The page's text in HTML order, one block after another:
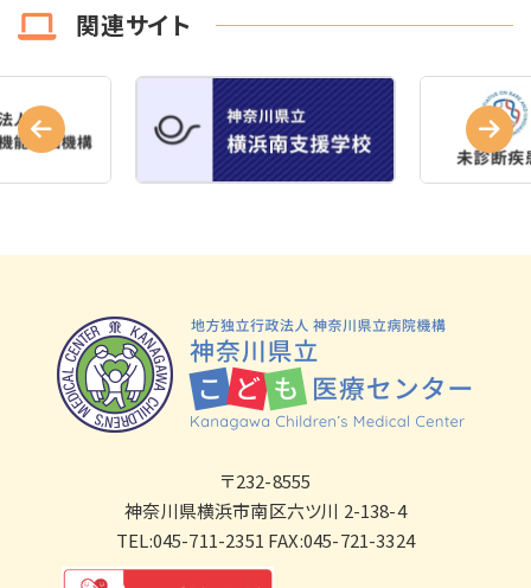
関連サイト
〒232-8555
神奈川県横浜市南区六ツ川 2-138-4
TEL:045-711-2351 FAX:045-721-3324